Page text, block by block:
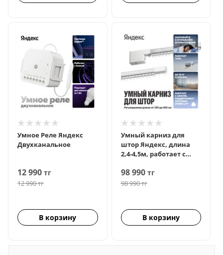
Умное Реле Яндекс
Двухканальное
12 990 тг
12 990тг
В корзину
Умный карниз для
штор Яндекс, длина
2,4-4,5м, работает с
98 990тг
98 990тг
В корзину